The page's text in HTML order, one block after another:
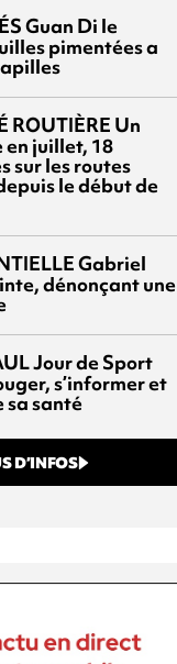
Guan Di le
pimentées a
ROUTIÈRE Un
juillet, 18
sur les routes
le début de
Gabriel
dénonçant une
Jour de Sport
s’informer et
sa santé
D’INFOS